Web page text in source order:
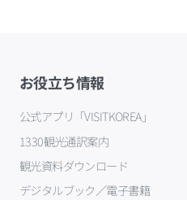
お役立ち情報
公式アプリ「VISITKOREA」
1330観光通訳案内
観光資料ダウンロード
デジタルブック／電子書籍